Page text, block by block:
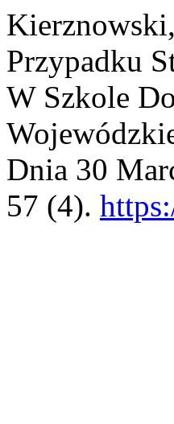
Przypadku
W Szkole
Dnia 30
57 (4).